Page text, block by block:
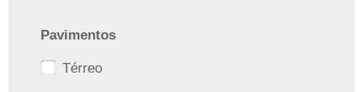
Pavimentos
Térreo